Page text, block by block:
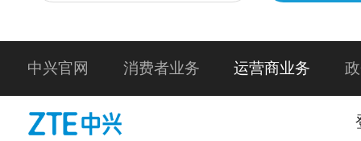
中兴官网 消费者业务 运营商业务